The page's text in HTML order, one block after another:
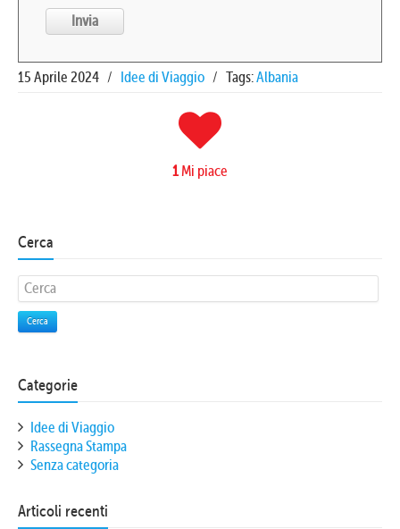
15 Aprile 2024 / Idee di Viaggio / Tags:Albania
1Mi piace
Cerca
Cerca
Categorie
Idee di Viaggio
Rassegna Stampa
Senza categoria
Articoli recenti